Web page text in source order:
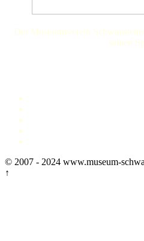
Der Museumsverein
seinen
© 2007 - 2024 www.museum-
↑